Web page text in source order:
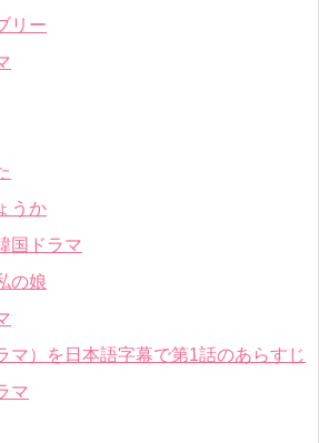
リー
うか
国ドラマ
の娘
マ）を日本語字幕で第1話のあらすじ
マ